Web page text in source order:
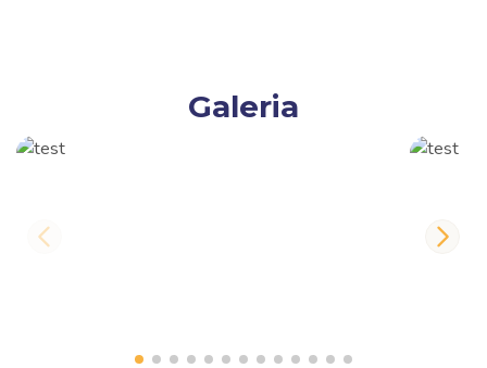
Galeria